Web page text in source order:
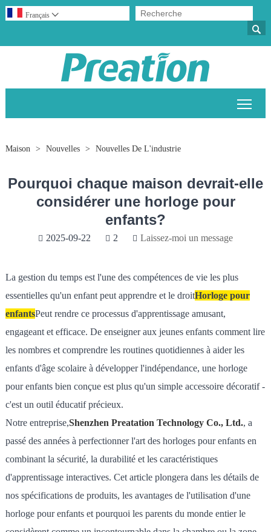

Français 
Maison > Nouvelles > Nouvelles De L'industrie
Pourquoi chaque maison devrait-elle
considérer une horloge pour
enfants?
2025-09-22 2 Laissez-moi un message
La gestion du temps est l'une des compétences de vie les plus
essentielles qu'un enfant peut apprendre et le droitHorloge pour
enfantsPeut rendre ce processus d'apprentissage amusant,
engageant et efficace. De enseigner aux jeunes enfants comment lire
les nombres et comprendre les routines quotidiennes à aider les
enfants d'âge scolaire à développer l'indépendance, une horloge
pour enfants bien conçue est plus qu'un simple accessoire décoratif -
c'est un outil éducatif précieux.
Notre entreprise,Shenzhen Preatation Technology Co., Ltd., a
passé des années à perfectionner l'art des horloges pour enfants en
combinant la sécurité, la durabilité et les caractéristiques
d'apprentissage interactives. Cet article plongera dans les détails de
nos spécifications de produits, les avantages de l'utilisation d'une
horloge pour enfants et pourquoi les parents du monde entier le